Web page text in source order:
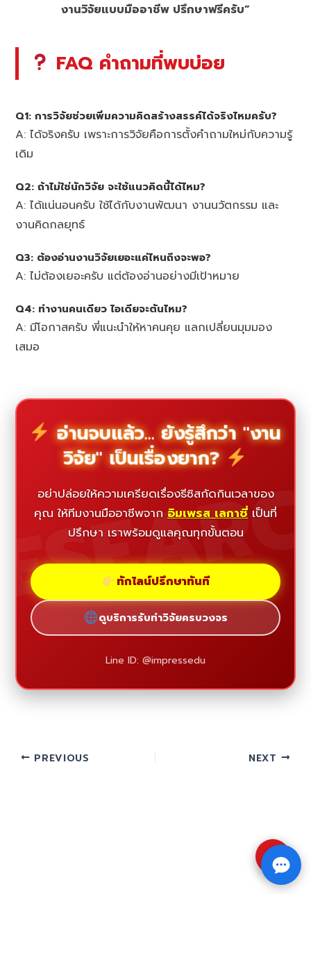
งานวิจัยแบบมืออาชีพ ปรึกษาฟรีครับ”
FAQ คำถามที่พบบ่อย
Q1: การวิจัยช่วยเพิ่มความคิดสร้างสรรค์ได้จริงไหมครับ?
A: ได้จริงครับ เพราะการวิจัยคือการตั้งคำถามใหม่กับความรู้
เดิม
Q2: ถ้าไม่ใช่นักวิจัย จะใช้แนวคิดนี้ได้ไหม?
A: ได้แน่นอนครับ ใช้ได้กับงานพัฒนา งานนวัตกรรม และ
งานคิดกลยุทธ์
Q3: ต้องอ่านงานวิจัยเยอะแค่ไหนถึงจะพอ?
A: ไม่ต้องเยอะครับ แต่ต้องอ่านอย่างมีเป้าหมาย
Q4: ทำงานคนเดียว ไอเดียจะตันไหม?
A: มีโอกาสครับ พี่แนะนำให้หาคนคุย แลกเปลี่ยนมุมมอง
เสมอ
อ่านจบแล้ว... ยังรู้สึกว่า "งาน
วิจัย" เป็นเรื่องยาก?
อย่าปล่อยให้ความเครียดเรื่องธีซิสกัดกินเวลาของ
คุณ ให้ทีมงานมืออาชีพจาก อิมเพรส เลกาซี่ เป็นที่
ปรึกษา เราพร้อมดูแลคุณทุกขั้นตอน
ทักไลน์ปรึกษาทันที
ดูบริการรับทำวิจัยครบวงจร
Line ID: @impressedu
PREVIOUS NEXT
⇧